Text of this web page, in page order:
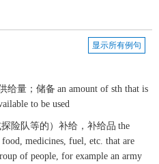
显示所有例句
给量；储备 an amount of sth that is
to be used
探险队等的）补给，补给品 the
food, medicines, fuel, etc. that are
of people, for example an army